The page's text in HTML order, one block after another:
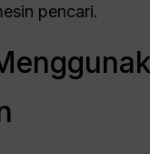
pencari.